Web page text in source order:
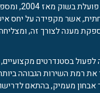
ל.י.א.ל חברת
אשר מקפידה על יחס
מענה לצורך זה,
בסטנדרטים
את רמת השירות הגבוהה
אבחון מעמיק, בהתאם